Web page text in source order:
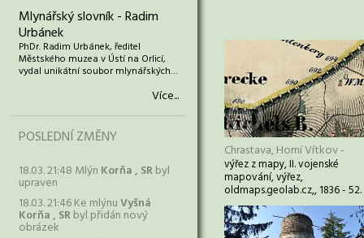
Mlynářský slovník - Radim
Urbánek
PhDr. Radim Urbánek, ředitel
Městského muzea v Ústí na Orlicí,
vydal unikátní soubor mlynářských…
Více...
POSLEDNÍ ZMĚNY
18.03. 21:48 Mlýn Korňa , SRbyl
upraven
18.03. 21:46 Ke mlýnuVyšná
Korňa , SRbyl přidán nový
obrázek
Chrastava, Horní Vítkov -
výřez z mapy, II. vojenské
mapování, výřez,
oldmaps.geolab.cz,, 1836 - 52.